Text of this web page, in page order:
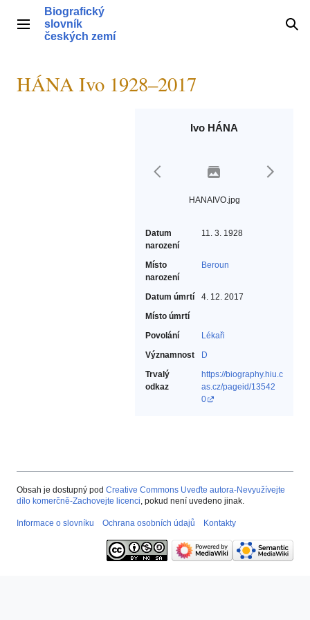
obsahHlavní menu
Biografický
slovník
českých zemí
HÁNA Ivo 1928–2017
Ivo HÁNA
HANAIVO.jpg
Datum
narození
11. 3. 1928
Místo
narození
Beroun
Datum úmrtí
4. 12. 2017
Místo úmrtí
Povolání
Lékaři‎
Významnost
D
Trvalý
odkaz
https://biography.hiu.c
as.cz/pageid/13542
0
Obsah je dostupný pod Creative Commons Uveďte autora-Nevyužívejte
dílo komerčně-Zachovejte licenci, pokud není uvedeno jinak.
Informace o slovníku Ochrana osobních údajů Kontakty